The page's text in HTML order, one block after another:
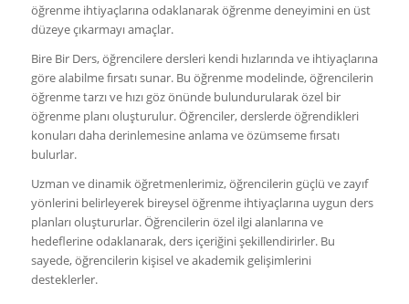
öğrenme ihtiyaçlarına odaklanarak öğrenme deneyimini en üst
düzeye çıkarmayı amaçlar.
Bire Bir Ders, öğrencilere dersleri kendi hızlarında ve ihtiyaçlarına
göre alabilme fırsatı sunar. Bu öğrenme modelinde, öğrencilerin
öğrenme tarzı ve hızı göz önünde bulundurularak özel bir
öğrenme planı oluşturulur. Öğrenciler, derslerde öğrendikleri
konuları daha derinlemesine anlama ve özümseme fırsatı
bulurlar.
Uzman ve dinamik öğretmenlerimiz, öğrencilerin güçlü ve zayıf
yönlerini belirleyerek bireysel öğrenme ihtiyaçlarına uygun ders
planları oluştururlar. Öğrencilerin özel ilgi alanlarına ve
hedeflerine odaklanarak, ders içeriğini şekillendirirler. Bu
sayede, öğrencilerin kişisel ve akademik gelişimlerini
desteklerler.